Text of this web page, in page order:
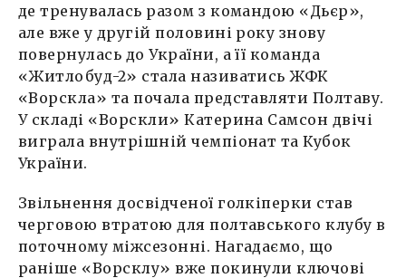
де тренувалась разом з командою «Дьєр»,
але вже у другій половині року знову
повернулась до України, а її команда
«Житлобуд-2» стала називатись ЖФК
«Ворскла» та почала представляти Полтаву.
У складі «Ворскли» Катерина Самсон двічі
виграла внутрішній чемпіонат та Кубок
України.
Звільнення досвідченої голкіперки став
черговою втратою для полтавського клубу в
поточному міжсезонні. Нагадаємо, що
раніше «Ворсклу» вже покинули ключові